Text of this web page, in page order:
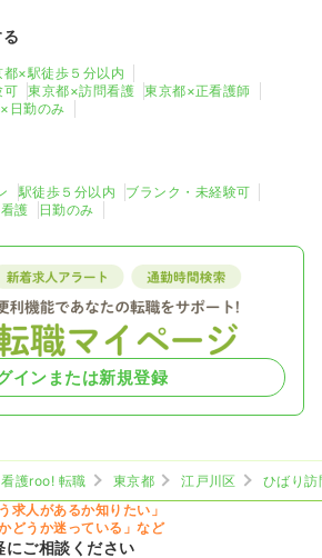
都×駅徒歩５分以内
可
東京都×訪問看護
東京都×正看護師
日勤のみ
駅徒歩５分以内
ブランク・未経験可
護 日勤のみ
インまたは新規登録
看護roo! 転職 東京都 江戸川区
ひばり
求人があるか知りたい」
どうか迷っている」など
にご相談ください